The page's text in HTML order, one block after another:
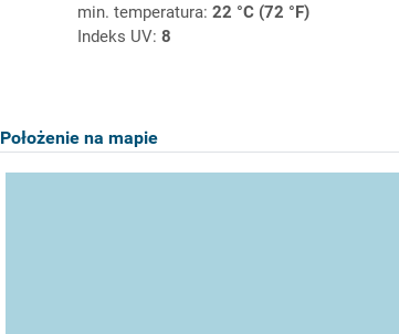
min. temperatura: 22 °C (72 °F)
Indeks UV: 8
Położenie na mapie